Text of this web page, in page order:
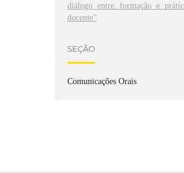
diálogo entre formação e
docente”
SEÇÃO
Comunicações Orais